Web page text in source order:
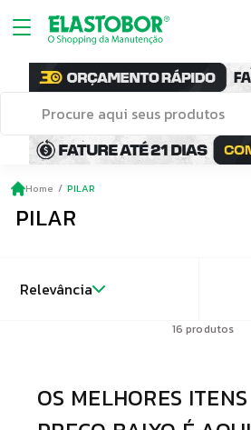
Home PILAR
PILAR
Relevância
16 produtos
OS MELHORES